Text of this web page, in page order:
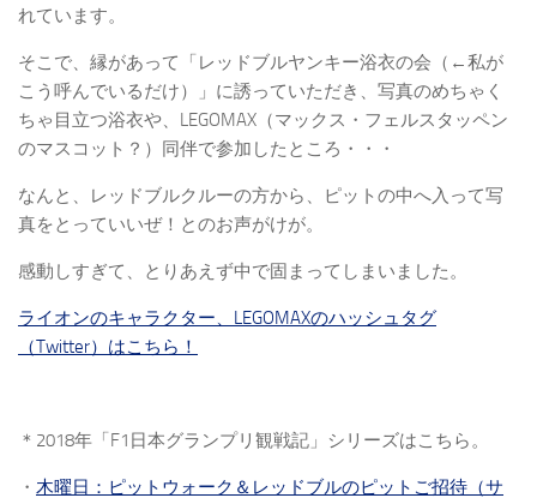
れています。
そこで、縁があって「レッドブルヤンキー浴衣の会（←私が
こう呼んでいるだけ）」に誘っていただき、写真のめちゃく
ちゃ目立つ浴衣や、LEGOMAX（マックス・フェルスタッペン
のマスコット？）同伴で参加したところ・・・
なんと、レッドブルクルーの方から、ピットの中へ入って写
真をとっていいぜ！とのお声がけが。
感動しすぎて、とりあえず中で固まってしまいました。
ライオンのキャラクター、LEGOMAXのハッシュタグ
（Twitter）はこちら！
＊2018年「F1日本グランプリ観戦記」シリーズはこちら。
・ 木曜日：ピットウォーク＆レッドブルのピットご招待（サ